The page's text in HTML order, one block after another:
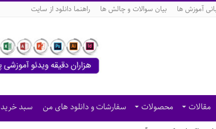
آموزش ها بیان سوالات و چالش ها راهنما دانلود از سایت
مقالات محصولات سفارشات و دانلود های من سبد خرید